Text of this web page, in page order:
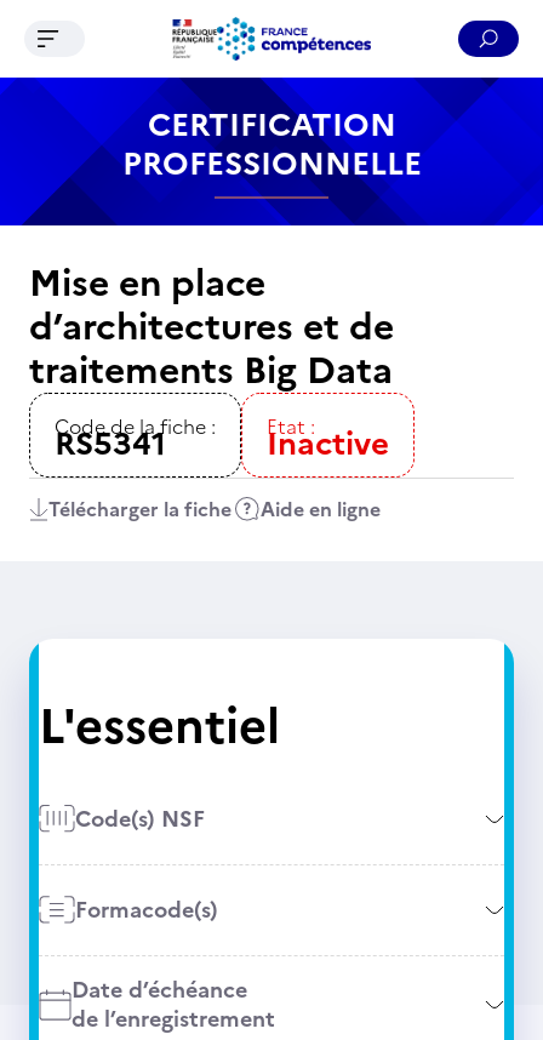
Contenu Recherche Menu Pied de page
Ouvrir le menu de navigation
CERTIFICATION
PROFESSIONNELLE
Mise en place
d’architectures et de
traitements Big Data
Code de la fiche :
RS5341 Etat :
Inactive
Télécharger la fiche Aide en ligne
L'essentiel
Code(s) NSF
Formacode(s)
Date d’échéance
de l’enregistrement